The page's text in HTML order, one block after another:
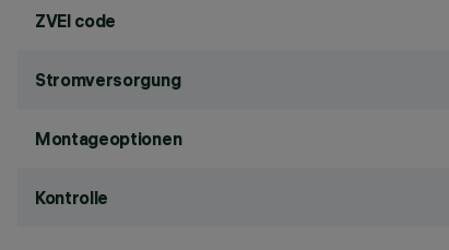
ZVEI code
Stromversorgung
Montageoptionen
Kontrolle